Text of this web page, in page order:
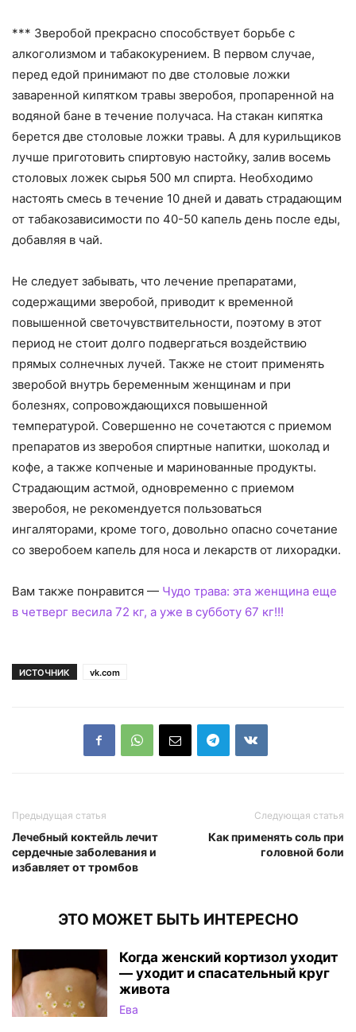
*** Зверобой прекрасно способствует борьбе с
алкоголизмом и табакокурением. В первом случае,
перед едой принимают по две столовые ложки
заваренной кипятком травы зверобоя, пропаренной на
водяной бане в течение получаса. На стакан кипятка
берется две столовые ложки травы. А для курильщиков
лучше приготовить спиртовую настойку, залив восемь
столовых ложек сырья 500 мл спирта. Необходимо
настоять смесь в течение 10 дней и давать страдающим
от табакозависимости по 40-50 капель день после еды,
добавляя в чай.
Не следует забывать, что лечение препаратами,
содержащими зверобой, приводит к временной
повышенной светочувствительности, поэтому в этот
период не стоит долго подвергаться воздействию
прямых солнечных лучей. Также не стоит применять
зверобой внутрь беременным женщинам и при
болезнях, сопровождающихся повышенной
температурой. Совершенно не сочетаются с приемом
препаратов из зверобоя спиртные напитки, шоколад и
кофе, а также копченые и маринованные продукты.
Страдающим астмой, одновременно с приемом
зверобоя, не рекомендуется пользоваться
ингаляторами, кроме того, довольно опасно сочетание
со зверобоем капель для носа и лекарств от лихорадки.
Вам также понравится — Чудо трава: эта женщина еще
в четверг весила 72 кг, а уже в субботу 67 кг!!!
ИСТОЧНИК vk.com
Предыдущая статья
Лечебный коктейль лечит
сердечные заболевания и
избавляет от тромбов
Следующая статья
Как применять соль при
головной боли
ЭТО МОЖЕТ БЫТЬ ИНТЕРЕСНО
Когда женский кортизол уходит
— уходит и спасательный круг
живота
Ева